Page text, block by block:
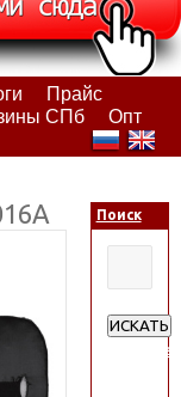
Прайс
СПб
Опт
Поиск
ИСКАТЬ